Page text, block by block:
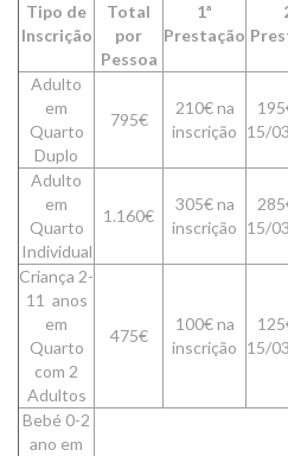
Tipo de
Inscrição
Total
por
Pessoa
1ª
Prestação
Adulto
em
Quarto
Duplo
795€
210€ na
inscrição 15/
Adulto
em
Quarto
Individual
1.160€
305€ na
inscrição 15/
Criança 2-
11 anos
em
Quarto
com 2
Adultos
475€
100€ na
inscrição 15/
Bebé 0-2
ano em